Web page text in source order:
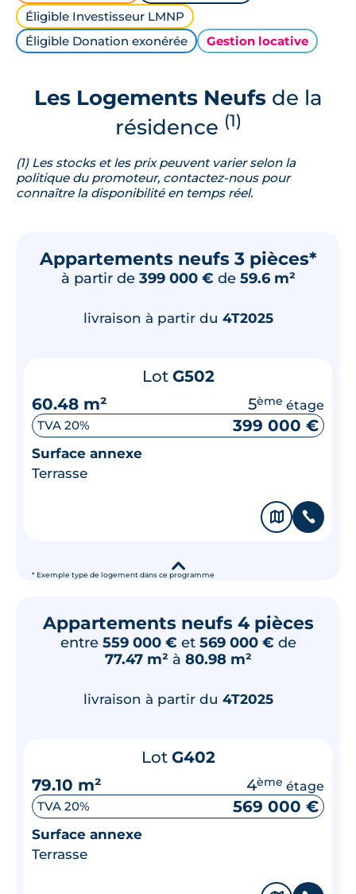
Éligible Investisseur LMNP
Éligible Donation exonérée
Gestion locative
Les Logements Neufsde la
résidence (1)
(1) Les stocks et les prix peuvent varier selon la
politique du promoteur, contactez-nous pour
connaître la disponibilité en temps réel.
Appartements neufs 3 pièces*
à partir de 399 000 € de 59.6 m²
* Exemple type de logement dans ce programme
livraison à partir du 4T2025
Lot G502
60.48 m²
5ème étage
TVA 20% 399 000 €
Surface annexe
Terrasse
🗞 📞
▾
Appartements neufs 4 pièces
entre 559 000 € et 569 000 € de
77.47 m² à 80.98 m²
livraison à partir du 4T2025
Lot G402
79.10 m²
4ème étage
TVA 20% 569 000 €
Surface annexe
Terrasse